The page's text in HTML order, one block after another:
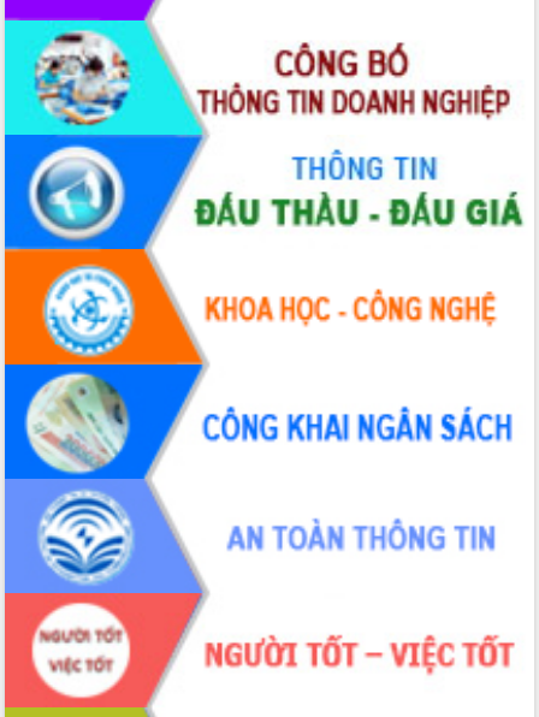
Đắk Lắk nỗ lực thúc đẩy tăng trưởng
kinh tế từ 10% trở lên trong Quý
II/2026
Đắk Lắk ký kết thỏa thuận hợp tác về
chuyển đổi số giai đoạn 2026 – 2030
với Tập đoàn Bưu chính Viễn thông
Việt Nam
Thứ trưởng Bộ Y tế làm việc với tỉnh
Đắk Lắk về phát triển nhân lực y tế
cho trạm y tế cấp xã
Du lịch Đắk Lắk nâng tầm trải nghiệm
du khách thông qua Hệ thống cơ sở dữ
liệu và Bản đồ số
Tập huấn ứng dụng trí tuệ nhân tạo (AI)
trong thương mại điện tử năm 2026
Đoàn đại biểu Quốc hội tỉnh Đắk Lắk
trao đổi thông tin trước Kỳ họp thứ
nhất, Quốc hội khóa XVI
Quyết liệt cải cách hành chính, khơi
thông nguồn lực phát triển
Nâng cao hiệu lực, hiệu quả HĐND
tỉnh thông qua hiện đại hóa hành chính
Xã Ea Phê gắn cải cách hành chính với
chuyển đổi số
Phó Chủ tịch Thường trực UBND tỉnh
Hồ Thị Nguyên Thảo làm việc tại Trung
tâm Phục vụ hành chính công xã Ea